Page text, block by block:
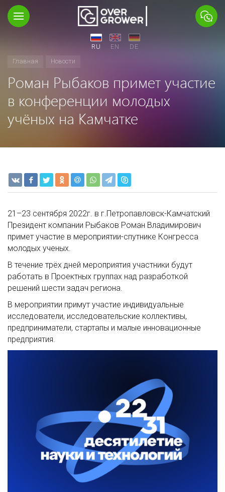
RU EN
DE
Главная
Новости
Роман Рыбаков примет участие
в конференции молодых
учёных на Камчатке
21–23 сентября 2022г. в г.Петропавловск-Камчатский
Президент компании Рыбаков Роман Владимирович
примет участие в мероприятии-спутнике Конгресса
молодых ученых.
В течение трёх дней мероприятия участники будут
работать в Проектных группах над разработкой
решений шести задач региона.
В мероприятии примут участие индивидуальные
исследователи, исследовательские коллективы,
предприниматели, стартапы и малые инновационные
предприятия.